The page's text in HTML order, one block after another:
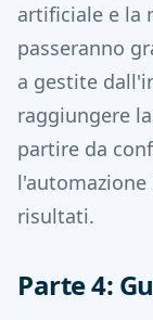
artificiale e la
passeranno
a gestite
raggiungere
partire da
risultati.
Parte 4: